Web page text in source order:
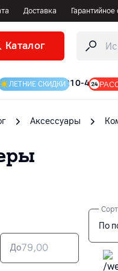
Доставка
Каталог
ЛЕТНИЕ СКИДКИ
Аксессуары
До
По